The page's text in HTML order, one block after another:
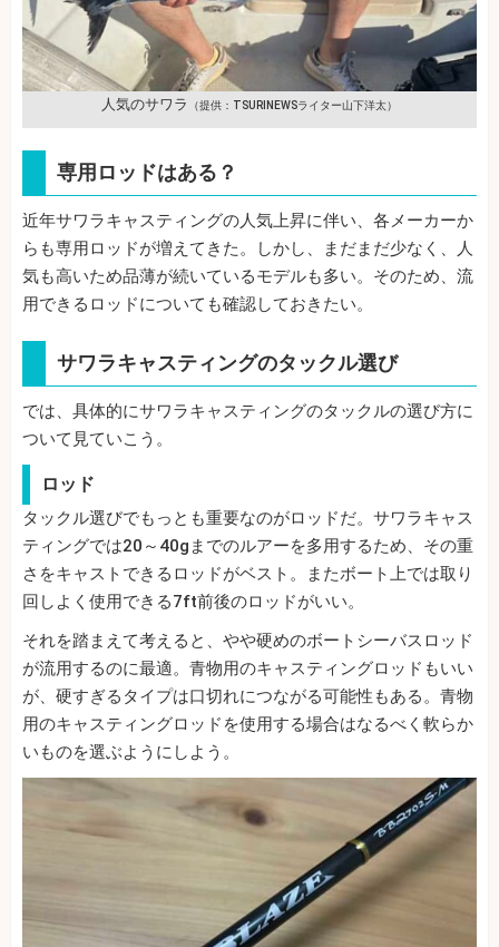
人気のサワラ （提供：TSURINEWSライター山下洋太）
専用ロッドはある？
近年サワラキャスティングの人気上昇に伴い、各メーカーか
らも専用ロッドが増えてきた。しかし、まだまだ少なく、人
気も高いため品薄が続いているモデルも多い。そのため、流
用できるロッドについても確認しておきたい。
サワラキャスティングのタックル選び
では、具体的にサワラキャスティングのタックルの選び方に
ついて見ていこう。
ロッド
タックル選びでもっとも重要なのがロッドだ。サワラキャス
ティングでは20～40gまでのルアーを多用するため、その重
さをキャストできるロッドがベスト。またボート上では取り
回しよく使用できる7ft前後のロッドがいい。
それを踏まえて考えると、やや硬めのボートシーバスロッド
が流用するのに最適。青物用のキャスティングロッドもいい
が、硬すぎるタイプは口切れにつながる可能性もある。青物
用のキャスティングロッドを使用する場合はなるべく軟らか
いものを選ぶようにしよう。